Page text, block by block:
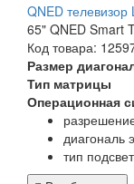
QNED
65" QNED Smart
Код товара:
Размер
Тип матрицы
Операционная
диагональ
тип